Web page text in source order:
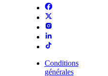
Conditions
générales